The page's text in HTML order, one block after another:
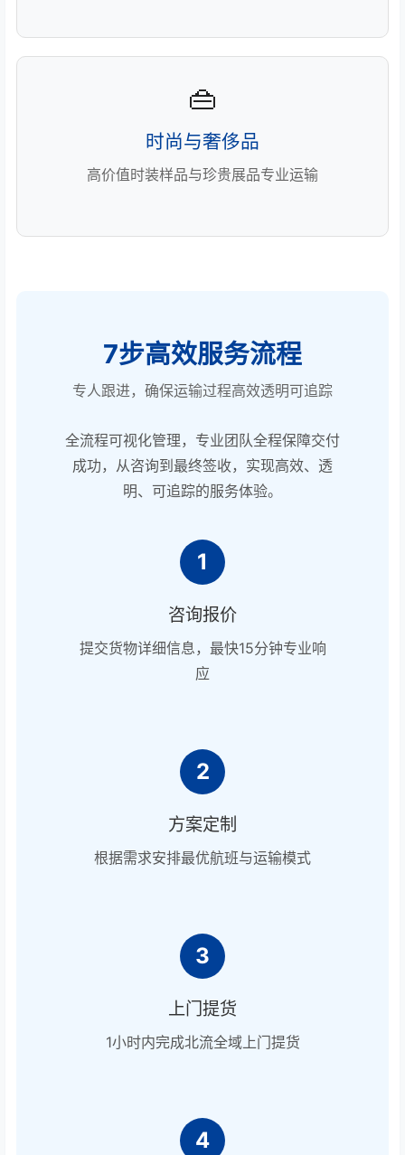
👜
时尚与奢侈品
高价值时装样品与珍贵展品专业运输
7步高效服务流程
专人跟进，确保运输过程高效透明可追踪
全流程可视化管理，专业团队全程保障交付
成功，从咨询到最终签收，实现高效、透
明、可追踪的服务体验。
1
咨询报价
提交货物详细信息，最快15分钟专业响
应
2
方案定制
根据需求安排最优航班与运输模式
3
上门提货
1小时内完成北流全域上门提货
4